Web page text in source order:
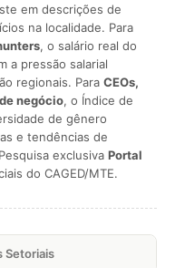
em descrições de
na localidade. Para
, o salário real do
a pressão salarial
regionais. Para CEOs,
negócio, o Índice de
de gênero
e tendências de
exclusiva Portal
do CAGED/MTE.
Setoriais